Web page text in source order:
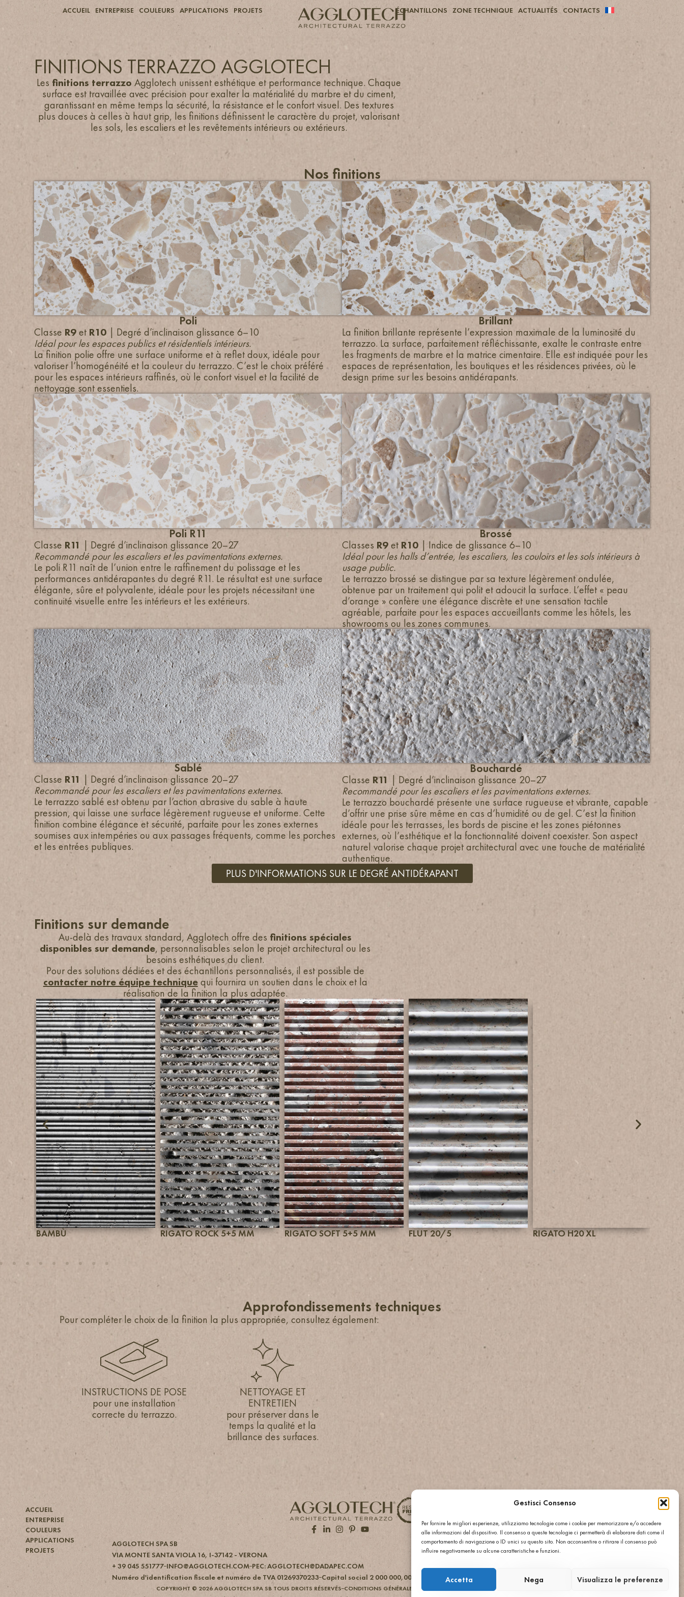
Gestisci Consenso
Per fornire le migliori esperienze, utilizziamo tecnologie come i cookie per memorizzare e/o accedere
alle informazioni del dispositivo. Il consenso a queste tecnologie ci permetterà di elaborare dati come il
comportamento di navigazione o ID unici su questo sito. Non acconsentire o ritirare il consenso può
influire negativamente su alcune caratteristiche e funzioni.
Accetta Nega Visualizza le preferenze
ACCUEIL ENTREPRISE COULEURS APPLICATIONS PROJETS ÉCHANTILLONS ZONE TECHNIQUE ACTUALITÉS CONTACTS
FINITIONS TERRAZZO AGGLOTECH
Les finitions terrazzo Agglotech unissent esthétique et performance technique. Chaque
surface est travaillée avec précision pour exalter la matérialité du marbre et du ciment,
garantissant en même temps la sécurité, la résistance et le confort visuel. Des textures
plus douces à celles à haut grip, les finitions définissent le caractère du projet, valorisant
les sols, les escaliers et les revêtements intérieurs ou extérieurs.
Nos finitions
Poli
Classe R9et R10 | Degré d’inclinaison glissance 6–10
Idéal pour les espaces publics et résidentiels intérieurs.
La finition polie offre une surface uniforme et à reflet doux, idéale pour
valoriser l’homogénéité et la couleur du terrazzo. C’est le choix préféré
pour les espaces intérieurs raffinés, où le confort visuel et la facilité de
nettoyage sont essentiels.
Brillant
La finition brillante représente l’expression maximale de la luminosité du
terrazzo. La surface, parfaitement réfléchissante, exalte le contraste entre
les fragments de marbre et la matrice cimentaire. Elle est indiquée pour les
espaces de représentation, les boutiques et les résidences privées, où le
design prime sur les besoins antidérapants.
Poli R11
Classe R11 | Degré d’inclinaison glissance 20–27
Recommandé pour les escaliers et les pavimentations externes.
Le poli R11 naît de l’union entre le raffinement du polissage et les
performances antidérapantes du degré R11. Le résultat est une surface
élégante, sûre et polyvalente, idéale pour les projets nécessitant une
continuité visuelle entre les intérieurs et les extérieurs.
Brossé
Classes R9et R10 | Indice de glissance 6–10
Idéal pour les halls d’entrée, les escaliers, les couloirs et les sols intérieurs à
usage public.
Le terrazzo brossé se distingue par sa texture légèrement ondulée,
obtenue par un traitement qui polit et adoucit la surface. L’effet « peau
d’orange » confère une élégance discrète et une sensation tactile
agréable, parfaite pour les espaces accueillants comme les hôtels, les
showrooms ou les zones communes.
Sablé
Classe R11
| Degré d’inclinaison glissance 20–27
Recommandé pour les escaliers et les pavimentations externes.
Le terrazzo sablé est obtenu par l’action abrasive du sable à haute
pression, qui laisse une surface légèrement rugueuse et uniforme. Cette
finition combine élégance et sécurité, parfaite pour les zones externes
soumises aux intempéries ou aux passages fréquents, comme les porches
et les entrées publiques.
Bouchardé
Classe R11 | Degré d’inclinaison glissance 20–27
Recommandé pour les escaliers et les pavimentations externes.
Le terrazzo bouchardé présente une surface rugueuse et vibrante, capable
d’offrir une prise sûre même en cas d’humidité ou de gel. C’est la finition
idéale pour les terrasses, les bords de piscine et les zones piétonnes
externes, où l’esthétique et la fonctionnalité doivent coexister. Son aspect
naturel valorise chaque projet architectural avec une touche de matérialité
authentique.
PLUS D'INFORMATIONS SUR LE DEGRÉ ANTIDÉRAPANT
Finitions sur demande
Au-delà des travaux standard, Agglotech offre des finitions spéciales
disponibles sur demande, personnalisables selon le projet architectural ou les
besoins esthétiques du client.
Pour des solutions dédiées et des échantillons personnalisés, il est possible de
contacter notre équipe techniquequi fournira un soutien dans le choix et la
réalisation de la finition la plus adaptée.
BAMBÙ RIGATO ROCK 5+5 MM RIGATO SOFT 5+5 MM FLUT 20/5 RIGATO H20 XL
Approfondissements techniques
Pour compléter le choix de la finition la plus appropriée, consultez également:
INSTRUCTIONS DE POSE
pour une installation
correcte du terrazzo.
NETTOYAGE ET
ENTRETIEN
pour préserver dans le
temps la qualité et la
brillance des surfaces.
INSTRUCTIONS DE POSE
pour une installation
correcte du terrazzo.
NETTOYAGE ET
ENTRETIEN
pour préserver dans le
temps la qualité et la
brillance des surfaces.
ACCUEIL
ENTREPRISE
COULEURS
APPLICATIONS
PROJETS
AGGLOTECH SPA SB
VIA MONTE SANTA VIOLA 16, I-37142 - VERONA
+ 39 045 551777 INFO@AGGLOTECH.COM PEC: AGGLOTECH@DADAPEC.COM
Numéro d'identification fiscale et numéro de TVA 01269370233 Capital social 2 000 000,00 € REA: VR 170897
COPYRIGHT © 2026 AGGLOTECH SPA SB TOUS DROITS RÉSERVÉS CONDITIONS GÉNÉRALES DE VENTE POWERED BY SGARAVATO
ÉCHANTILLONS
ZONE TECHNIQUE
ACTUALITÉS
CONTACTS